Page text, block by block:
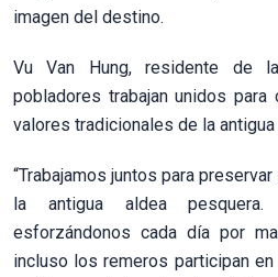
imagen del destino.
Vu Van Hung, residente de
pobladores trabajan unidos
valores tradicionales de la
“Trabajamos juntos para
la antigua aldea
esforzándonos cada día por
incluso los remeros participan